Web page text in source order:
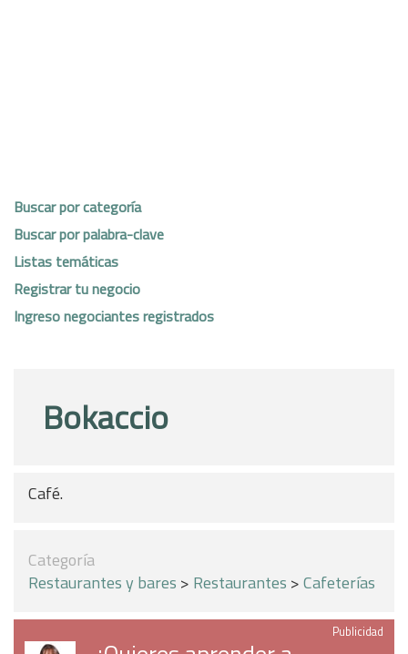
Buscar por categoría
Buscar por palabra-clave
Listas temáticas
Registrar tu negocio
Ingreso negociantes registrados
Bokaccio
Café.
Categoría
Restaurantes y bares > Restaurantes >Cafeterías
Publicidad